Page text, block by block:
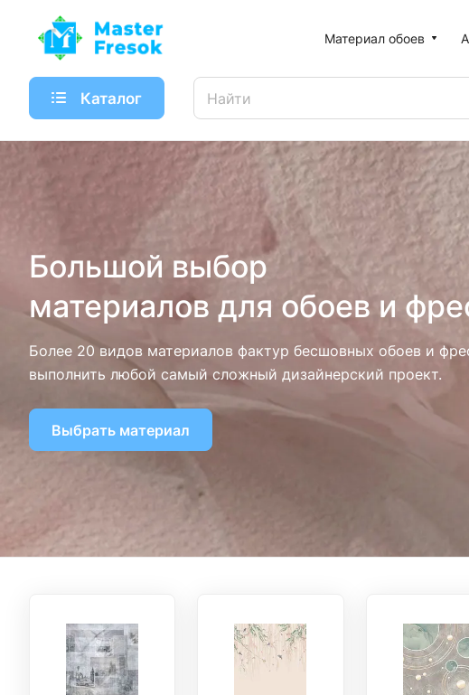
Материал обоев
Каталог
Большой выбор
материалов для обоев и
Более 20 видов материалов фактур бесшовных обоев и
выполнить любой самый сложный дизайнерский проект.
Выбрать материал